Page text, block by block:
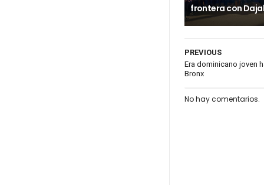
frontera con
PREVIOUS
Era dominicano joven
Bronx
No hay comentarios.